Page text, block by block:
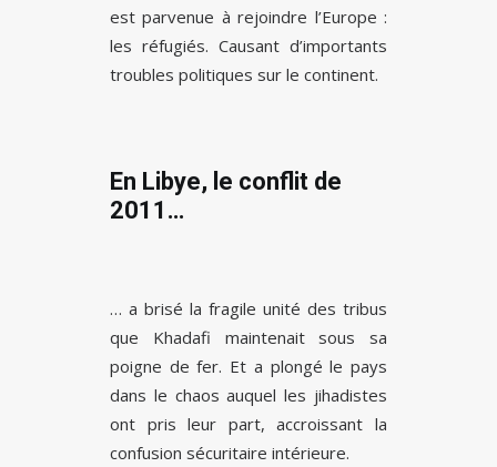
est parvenue à rejoindre l’Europe :
les réfugiés. Causant d’importants
troubles politiques sur le continent.
En Libye, le conflit de
2011…
… a brisé la fragile unité des tribus
que Khadafi maintenait sous sa
poigne de fer. Et a plongé le pays
dans le chaos auquel les jihadistes
ont pris leur part, accroissant la
confusion sécuritaire intérieure.